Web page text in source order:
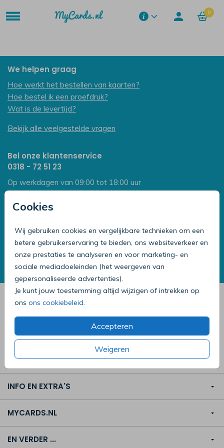
0
Cookies
Wij gebruiken cookies en vergelijkbare technieken om een
betere gebruikerservaring te bieden, ons websiteverkeer en
onze prestaties te analyseren en voor marketing- en
sociale mediadoeleinden (het weergeven van
gepersonaliseerde advertenties).
Je kunt jouw toestemming altijd wijzigen of intrekken op
ons ons cookiebeleid
Accepteren
Weigeren
We helpen graag
Hoe werkt het bestellen van kaarten?
Hoe bestel ik een proefdruk?
Wat is de levertijd?
Bekijk alle veelgestelde vragen
Bel onze klantenservice
0318 - 72 51 23
Op werkdagen van 09:00 tot 18:00 uur
Mailen mag ook:
Tevreden klanten
De waardering vanMyCards.nl
MyCards wordt door 9.867klantenmet een
9.2uit 10 beoordeeld.
Maak de mooiste complete kaart op MyCards.nl
KAARTEN MAKEN
INFO EN EXTRA'S
MYCARDS.NL
EN VERDER ...